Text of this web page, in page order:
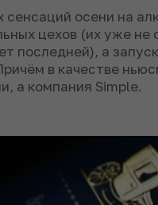
сенсаций осени на
цехов (их уже не
последней), а
в качестве
а компания Simple.